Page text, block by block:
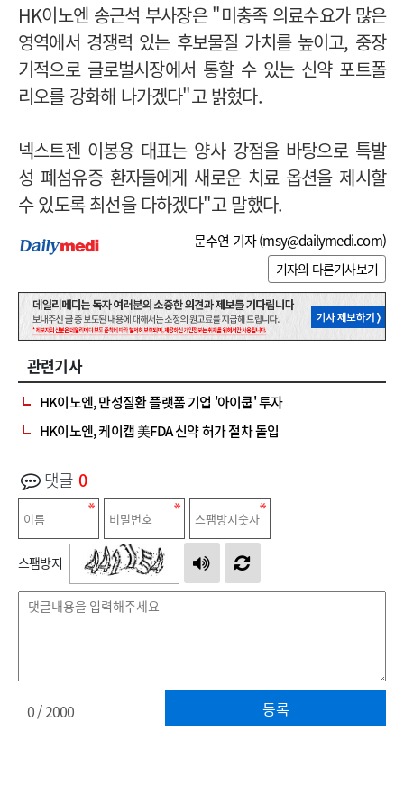
HK이노엔 송근석 부사장은 "미충족 의료수요가 많은
영역에서 경쟁력 있는 후보물질 가치를 높이고, 중장
기적으로 글로벌시장에서 통할 수 있는 신약 포트폴
리오를 강화해 나가겠다"고 밝혔다.
넥스트젠 이봉용 대표는 양사 강점을 바탕으로 특발
성 폐섬유증 환자들에게 새로운 치료 옵션을 제시할
수 있도록 최선을 다하겠다"고 말했다.
문수연 기자 (msy@dailymedi.com)
기자의 다른기사보기
관련기사
HK이노엔, 만성질환 플랫폼 기업 '아이쿱' 투자
HK이노엔, 케이캡 美FDA 신약 허가 절차 돌입
댓글 0
스팸방지
등록
0/ 2000